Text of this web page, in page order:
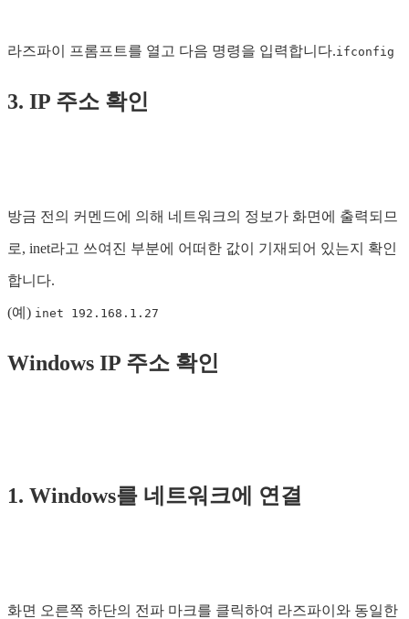
라즈파이 프롬프트를 열고 다음 명령을 입력합니다.ifconfig
3. IP 주소 확인
방금 전의 커멘드에 의해 네트워크의 정보가 화면에 출력되므
로, inet라고 쓰여진 부분에 어떠한 값이 기재되어 있는지 확인
합니다.
(예) inet 192.168.1.27
Windows IP 주소 확인
1. Windows를 네트워크에 연결
화면 오른쪽 하단의 전파 마크를 클릭하여 라즈파이와 동일한